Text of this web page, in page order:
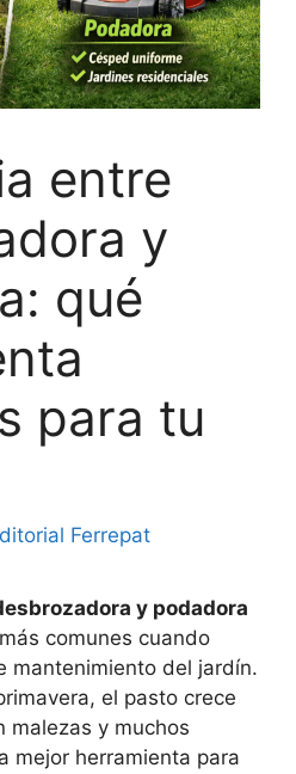
entre
y
qué
para tu
Ferrepat
y podadora
comunes cuando
mantenimiento del jardín.
el pasto crece
malezas y muchos
mejor herramienta para